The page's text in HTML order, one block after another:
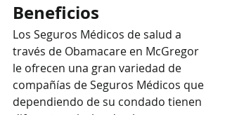
Beneficios
Los Seguros Médicos de salud a
través de Obamacare en McGregor
le ofrecen una gran variedad de
compañías de Seguros Médicos que
dependiendo de su condado tienen